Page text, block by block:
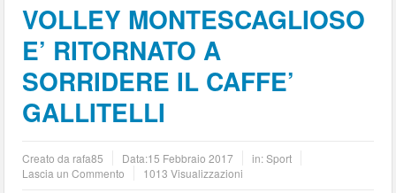
VOLLEY MONTESCAGLIOSO
E’ RITORNATO A
SORRIDERE IL CAFFE’
GALLITELLI
Creato da rafa85 Data:15 Febbraio 2017 in:Sport
Lascia un Commento
1013 Visualizzazioni